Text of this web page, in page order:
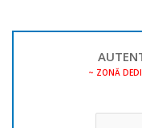
~ ZONĂ